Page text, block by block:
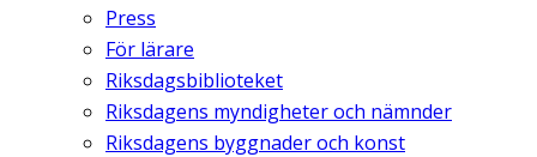
Press
För lärare
Riksdagsbiblioteket
Riksdagens myndigheter och nämnder
Riksdagens byggnader och konst